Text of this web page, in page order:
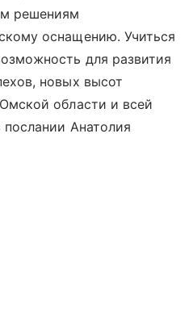
решениям
оснащению. Учиться
для развития
новых высот
области и всей
Анатолия